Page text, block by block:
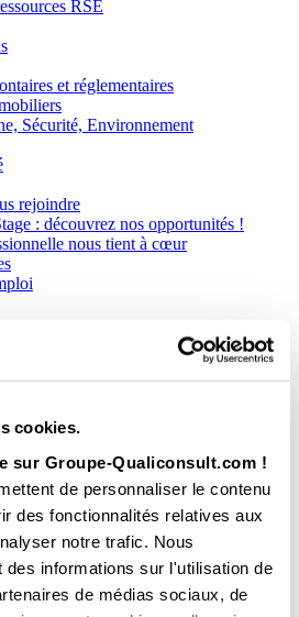
cookies.
sur Groupe-Qualiconsult.com !
de personnaliser le contenu
des fonctionnalités relatives aux
notre trafic. Nous
des informations sur l'utilisation de
de médias sociaux, de
RSE
et réglementaires
Sécurité, Environnement
rejoindre
: découvrez nos opportunités !
nous tient à cœur
blancs